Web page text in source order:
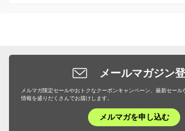
下駄箱/玄関収納
子供部屋/キッズ収納・家具
ホームオフィス家具
サステナブル
ケトル・やかん
包丁・キッチンツール
テーブルクロス・ランチョンマット
トイレ用品・トイレマット
タオル・スリッパ
生活雑貨・便利グッズ
ダイエット・エクササイズ
機能性シューズ・サンダル
野菜・果物
敷石・防草シート・芝
プランター・植木鉢・鉢カバー
フラワースタンド・プランタースタンド・花台
旅行用便利グッズ
キッズ・ベビー
キャラクターグッズ
カーテン・ラグ・ソファカバー
メールマガジン
メルマガ限定セールやおトクなクーポンキャンペーン、最新セール
情報を盛りだくさんでお届けします。
メルマガを申し込む